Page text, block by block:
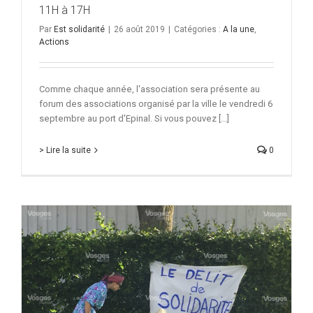
11H à 17H
Par Est solidarité | 26 août 2019 | Catégories : A la une,
Actions
Comme chaque année, l'association sera présente au
forum des associations organisé par la ville le vendredi 6
septembre au port d'Epinal. Si vous pouvez [...]
> Lire la suite 0
L’association Est solidarité dénonce le délit de
solidarité